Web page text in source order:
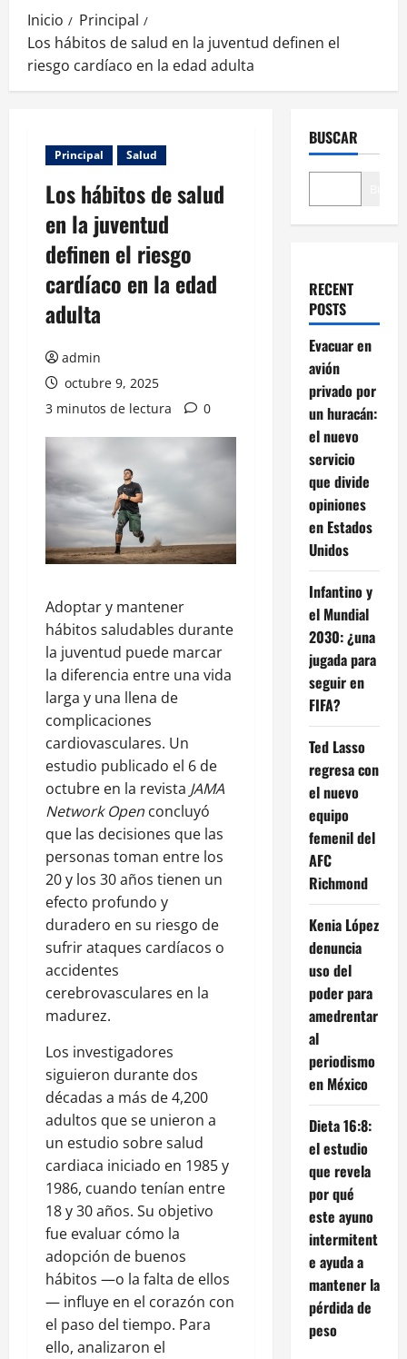
Inicio
Principal
Los hábitos de salud en la juventud definen el
riesgo cardíaco en la edad adulta
Principal Salud
Los hábitos de salud
en la juventud
definen el riesgo
cardíaco en la edad
adulta
admin
octubre 9, 2025
3 minutos de lectura
0
Adoptar y mantener
hábitos saludables durante
la juventud puede marcar
la diferencia entre una vida
larga y una llena de
complicaciones
cardiovasculares. Un
estudio publicado el 6 de
octubre en la revista JAMA
Network Open concluyó
que las decisiones que las
personas toman entre los
20 y los 30 años tienen un
efecto profundo y
duradero en su riesgo de
sufrir ataques cardíacos o
accidentes
cerebrovasculares en la
madurez.
Los investigadores
siguieron durante dos
décadas a más de 4,200
adultos que se unieron a
un estudio sobre salud
cardiaca iniciado en 1985 y
1986, cuando tenían entre
18 y 30 años. Su objetivo
fue evaluar cómo la
adopción de buenos
hábitos —o la falta de ellos
— influye en el corazón con
el paso del tiempo. Para
ello, analizaron el
BUSCAR
RECENT
POSTS
Evacuar en
avión
privado por
un huracán:
el nuevo
servicio
que divide
opiniones
en Estados
Unidos
Infantino y
el Mundial
2030: ¿una
jugada para
seguir en
FIFA?
Ted Lasso
regresa con
el nuevo
equipo
femenil del
AFC
Richmond
Kenia López
denuncia
uso del
poder para
amedrentar
al
periodismo
en México
Dieta 16:8:
el estudio
que revela
por qué
este ayuno
intermitent
e ayuda a
mantener la
pérdida de
peso